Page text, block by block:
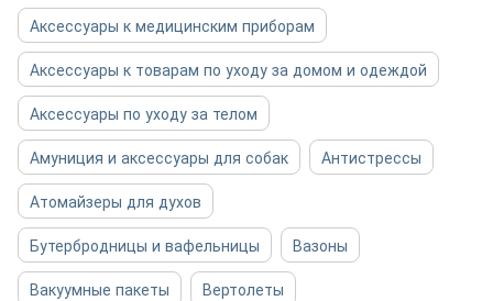
Аксессуары к медицинским приборам
Аксессуары к товарам по уходу за домом и одеждой
Аксессуары по уходу за телом
Амуниция и аксессуары для собак
Антистрессы
Атомайзеры для духов
Бутербродницы и вафельницы
Вазоны
Вакуумные пакеты
Вертолеты